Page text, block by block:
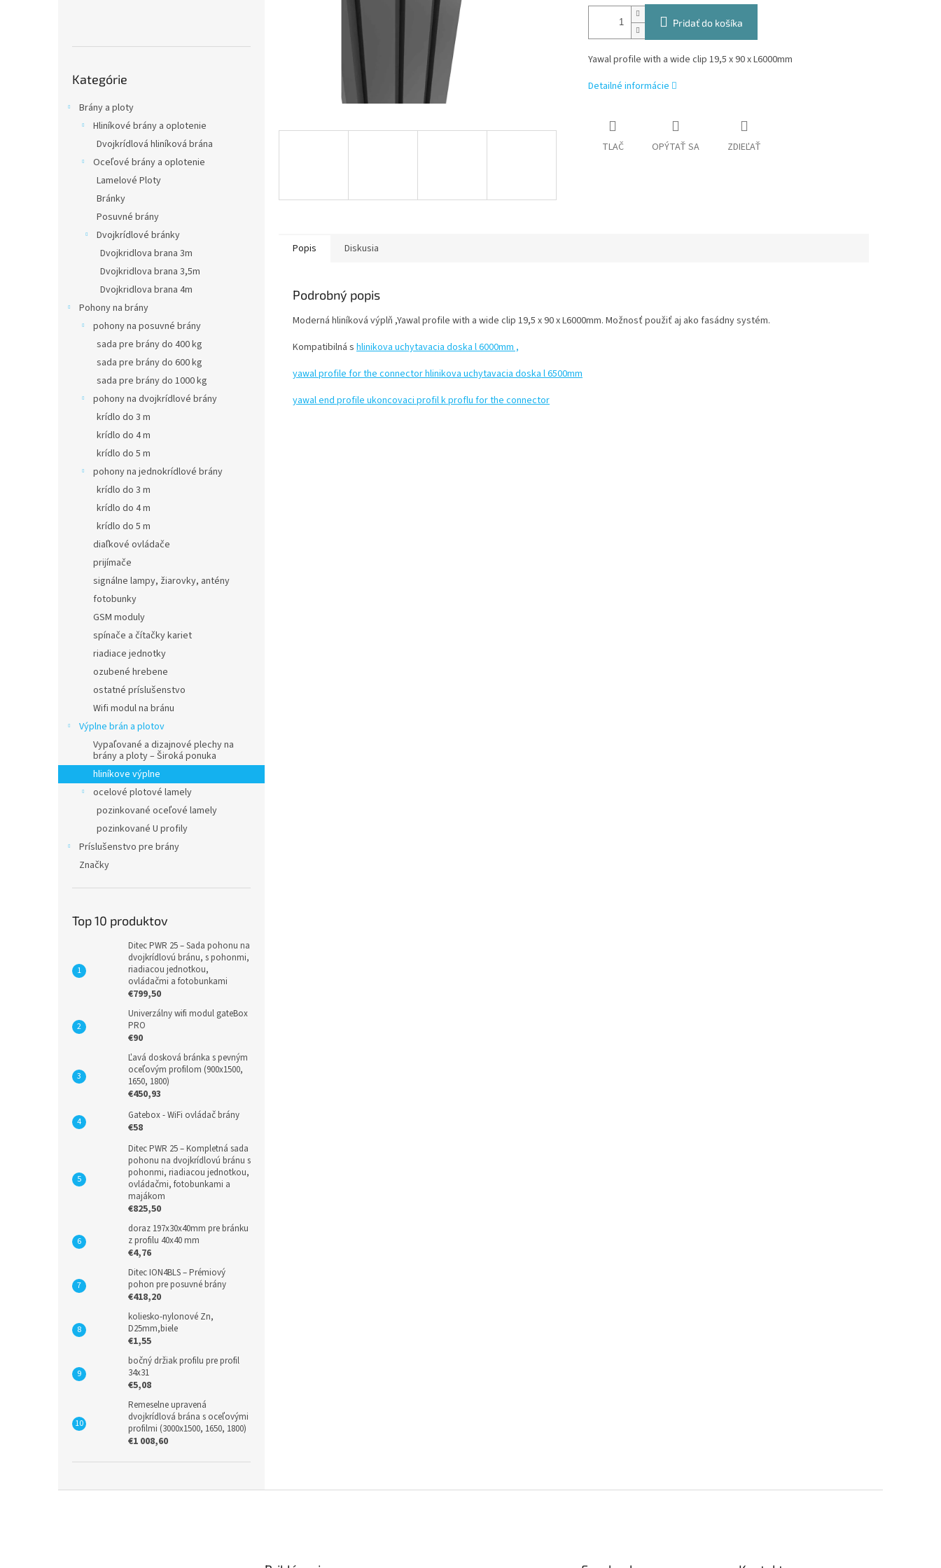
kategórie
Kategórie
Brány a ploty
Hliníkové brány a oplotenie
Dvojkrídlová hliníková brána
Oceľové brány a oplotenie
Lamelové Ploty
Bránky
Posuvné brány
Dvojkrídlové bránky
Dvojkridlova brana 3m
Dvojkridlova brana 3,5m
Dvojkridlova brana 4m
Pohony na brány
pohony na posuvné brány
sada pre brány do 400 kg
sada pre brány do 600 kg
sada pre brány do 1000 kg
pohony na dvojkrídlové brány
krídlo do 3 m
krídlo do 4 m
krídlo do 5 m
pohony na jednokrídlové brány
krídlo do 3 m
krídlo do 4 m
krídlo do 5 m
diaľkové ovládače
prijímače
signálne lampy, žiarovky, antény
fotobunky
GSM moduly
spínače a čítačky kariet
riadiace jednotky
ozubené hrebene
ostatné príslušenstvo
Wifi modul na bránu
Výplne brán a plotov
Vypaľované a dizajnové plechy na
brány a ploty – Široká ponuka
hliníkove výplne
ocelové plotové lamely
pozinkované oceľové lamely
pozinkované U profily
Príslušenstvo pre brány
Značky
Top 10 produktov
Ditec PWR 25 – Sada pohonu na
dvojkrídlovú bránu, s pohonmi,
riadiacou jednotkou,
ovládačmi a fotobunkami
€799,50
Univerzálny wifi modul gateBox
PRO
€90
Ľavá dosková bránka s pevným
oceľovým profilom (900x1500,
1650, 1800)
€450,93
Gatebox - WiFi ovládač brány
€58
Ditec PWR 25 – Kompletná sada
pohonu na dvojkrídlovú bránu s
pohonmi, riadiacou jednotkou,
ovládačmi, fotobunkami a
majákom
€825,50
doraz 197x30x40mm pre bránku
z profilu 40x40 mm
€4,76
Ditec ION4BLS – Prémiový
pohon pre posuvné brány
€418,20
koliesko-nylonové Zn,
D25mm,biele
€1,55
bočný držiak profilu pre profil
34x31
€5,08
Remeselne upravená
dvojkrídlová brána s oceľovými
profilmi (3000x1500, 1650, 1800)
€1 008,60
Pridať do košíka
Yawal profile with a wide clip 19,5 x 90 x L6000mm
Detailné informácie
TLAČ OPÝTAŤ SA ZDIEĽAŤ
Popis Diskusia
Podrobný popis
Moderná hliníková výplň ,Yawal profile with a wide clip 19,5 x 90 x L6000mm. Možnosť použiť aj ako fasádny systém.
Kompatibilná s hlinikova uchytavacia doska l 6000mm ,
yawal profile for the connector hlinikova uchytavacia doska l 6500mm
yawal end profile ukoncovaci profil k proflu for the connector